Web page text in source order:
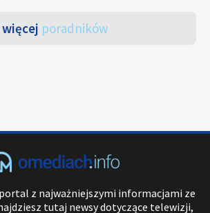
więcej poradników
z najważniejszymi informacjami ze
tutaj newsy dotyczące telewizji,